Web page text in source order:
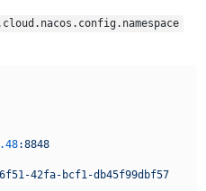
:8848
42fa-bcf1-db45f99dbf57